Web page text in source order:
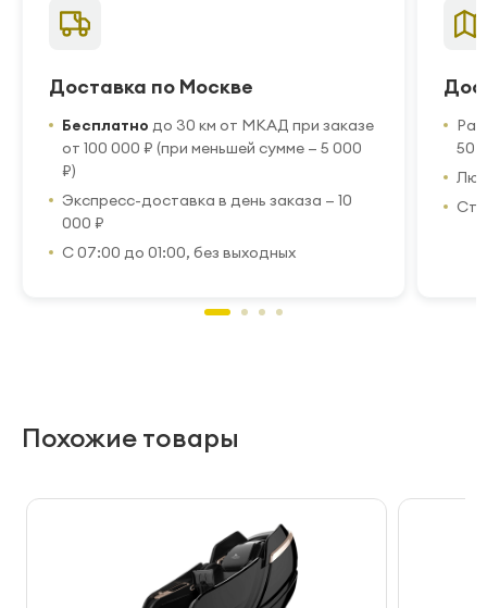
Доставка по Москве
Бесплатно до 30 км от МКАД при заказе
от 100 000 ₽ (при меньшей сумме — 5 000
₽)
Экспресс-доставка в день заказа — 10
000 ₽
С 07:00 до 01:00, без выходных
50
Похожие товары